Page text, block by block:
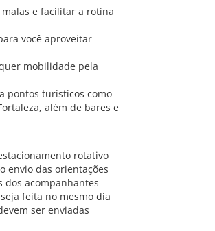
e facilitar a rotina
você aproveitar
mobilidade pela
pontos turísticos como
além de bares e
rotativo
envio das orientações
dos acompanhantes
feita no mesmo dia
ser enviadas